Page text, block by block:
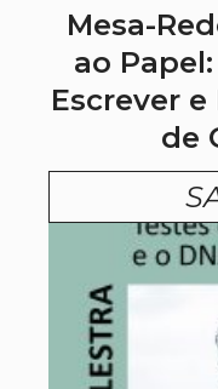
Mesa-
ao
Escrever
de